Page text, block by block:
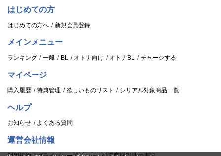
はじめての方
はじめての方へ 新規会員登録
メインメニュー
ランキング 一般 BL オトナ向け オトナBL チャージする
マイページ
購入履歴 特典管理 欲しいものリスト シリアル対象商品一覧
ヘルプ
お知らせ よくある質問
運営会社情報